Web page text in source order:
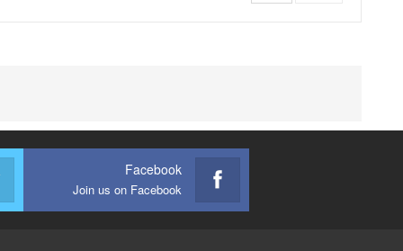
Facebook
Join us on Facebook